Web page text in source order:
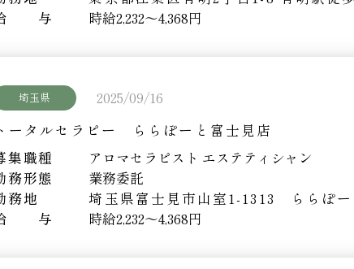
与
時給2,232～4,368円
埼玉県
2025/09/16
ータルセラピー ららぽーと富士見店
集職種
アロマセラピスト エステティシャン
務形態
業務委託
務地
埼玉県富士見市山室1-1313 ららぽ
与
時給2,232～4,368円